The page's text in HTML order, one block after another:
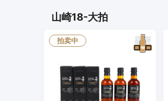
山崎18-大拍
拍卖中